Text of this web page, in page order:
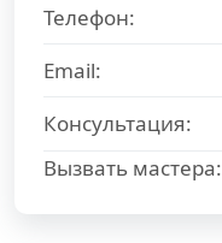
Телефон:
Email:
Консультация:
Вызвать мастера: